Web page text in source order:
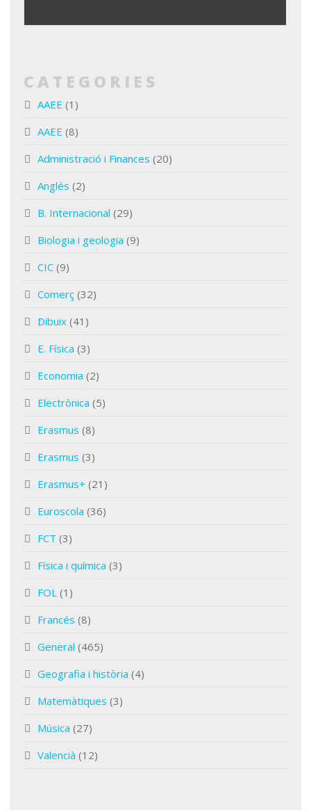
CATEGORIES
AAEE (1)
AAEE (8)
Administració i Finances (20)
Anglés (2)
B. Internacional (29)
Biologia i geologia (9)
CIC (9)
Comerç (32)
Dibuix (41)
E. Física (3)
Economia (2)
Electrònica (5)
Erasmus (8)
Erasmus (3)
Erasmus+ (21)
Euroscola (36)
FCT (3)
Física i química (3)
FOL (1)
Francés (8)
General (465)
Geografia i història (4)
Matemàtiques (3)
Música (27)
Valencià (12)